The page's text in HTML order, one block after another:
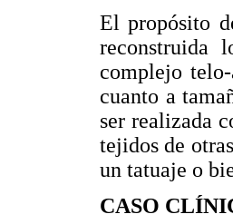
El propósito
reconstruida
complejo
cuanto a
ser realizada
tejidos de
un tatuaje o
CASO